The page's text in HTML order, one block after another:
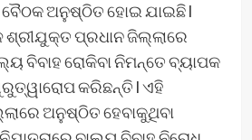
ଅନୁଷ୍ଠିତ ହୋଇ ଯାଇଛି l
ଶ୍ରୀଯୁକ୍ତ ପ୍ରଧାନ ଜିଲ୍ଲାରେ
ବିବାହ ରୋକିବା ନିମନ୍ତେ ବ୍ୟାପକ
କରିଛନ୍ତି l ଏହି
ଅନୁଷ୍ଠିତ ହେବାକୁଥିବା